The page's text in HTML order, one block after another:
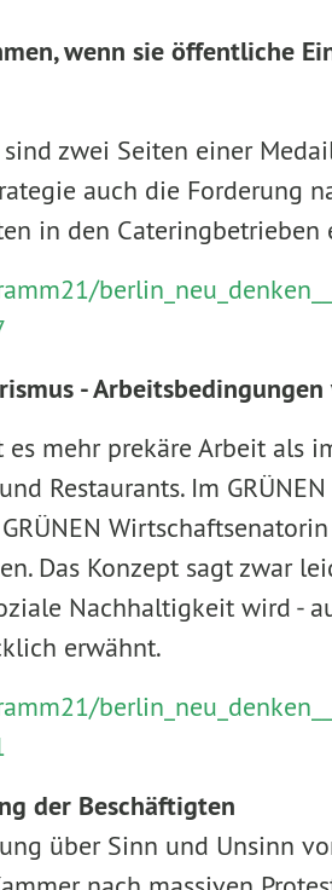
wenn sie öffentliche
zwei Seiten einer
auch die Forderung
in den Cateringbetrieben
- Arbeitsbedingungen
mehr prekäre Arbeit als
Restaurants. Im
Das Konzept sagt zwar
Nachhaltigkeit wird -
erwähnt.
der Beschäftigten
über Sinn und Unsinn